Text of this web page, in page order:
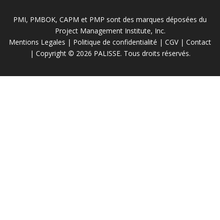
PMI, PMBOK, CAPM et PMP sont des marques déposées du
Project Management Institute, Inc.
Mentions Legales | Politique de confidentialité | CGV| Contact
| Copyright © 2026 PALISSE. Tous droits réservés.